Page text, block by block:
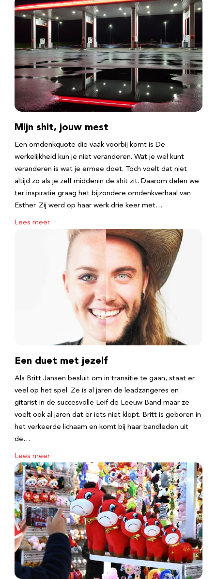
Mijn shit, jouw mest
Een omdenkquote die vaak voorbij komt is De
werkelijkheid kun je niet veranderen. Wat je wel kunt
veranderen is wat je ermee doet. Toch voelt dat niet
altijd zo als je zelf middenin de shit zit. Daarom delen we
ter inspiratie graag het bijzondere omdenkverhaal van
Esther. Zij werd op haar werk drie keer met…
Lees meer
Een duet met jezelf
Als Britt Jansen besluit om in transitie te gaan, staat er
veel op het spel. Ze is al jaren de leadzangeres en
gitarist in de succesvolle Leif de Leeuw Band maar ze
voelt ook al jaren dat er iets niet klopt. Britt is geboren in
het verkeerde lichaam en komt bij haar bandleden uit
de…
Lees meer